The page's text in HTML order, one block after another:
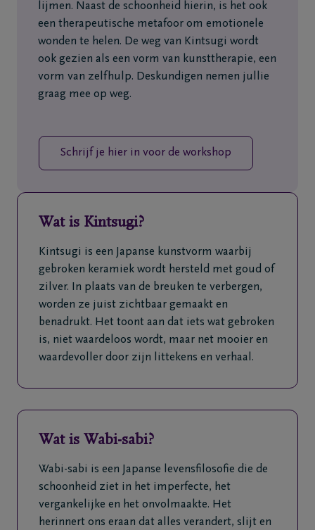
Contact
Uitvaart
regelen
Veelgestelde
Meld een
overlijden
24u/24
+32
89
27
lijmen. Naast de schoonheid hierin, is het ook
een therapeutische metafoor om emotionele
wonden te helen. De weg van Kintsugi wordt
ook gezien als een vorm van kunsttherapie, een
vorm van zelfhulp. Deskundigen nemen jullie
graag mee op weg.
Schrijf je hier in voor de workshop
Wat is Kintsugi?
Kintsugi is een Japanse kunstvorm waarbij
gebroken keramiek wordt hersteld met goud of
zilver. In plaats van de breuken te verbergen,
worden ze juist zichtbaar gemaakt en
benadrukt. Het toont aan dat iets wat gebroken
is, niet waardeloos wordt, maar net mooier en
waardevoller door zijn littekens en verhaal.
Wat is Wabi-sabi?
Wabi-sabi is een Japanse levensfilosofie die de
schoonheid ziet in het imperfecte, het
vergankelijke en het onvolmaakte. Het
herinnert ons eraan dat alles verandert, slijt en